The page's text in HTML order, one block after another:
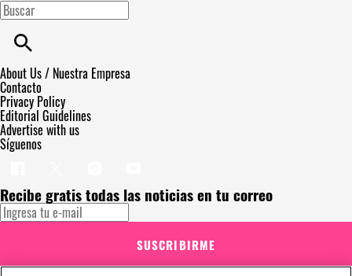
About Us / Nuestra Empresa
Contacto
Privacy Policy
Editorial Guidelines
Advertise with us
Síguenos
Recibe gratis todas las noticias en tu correo
SUSCRIBIRME